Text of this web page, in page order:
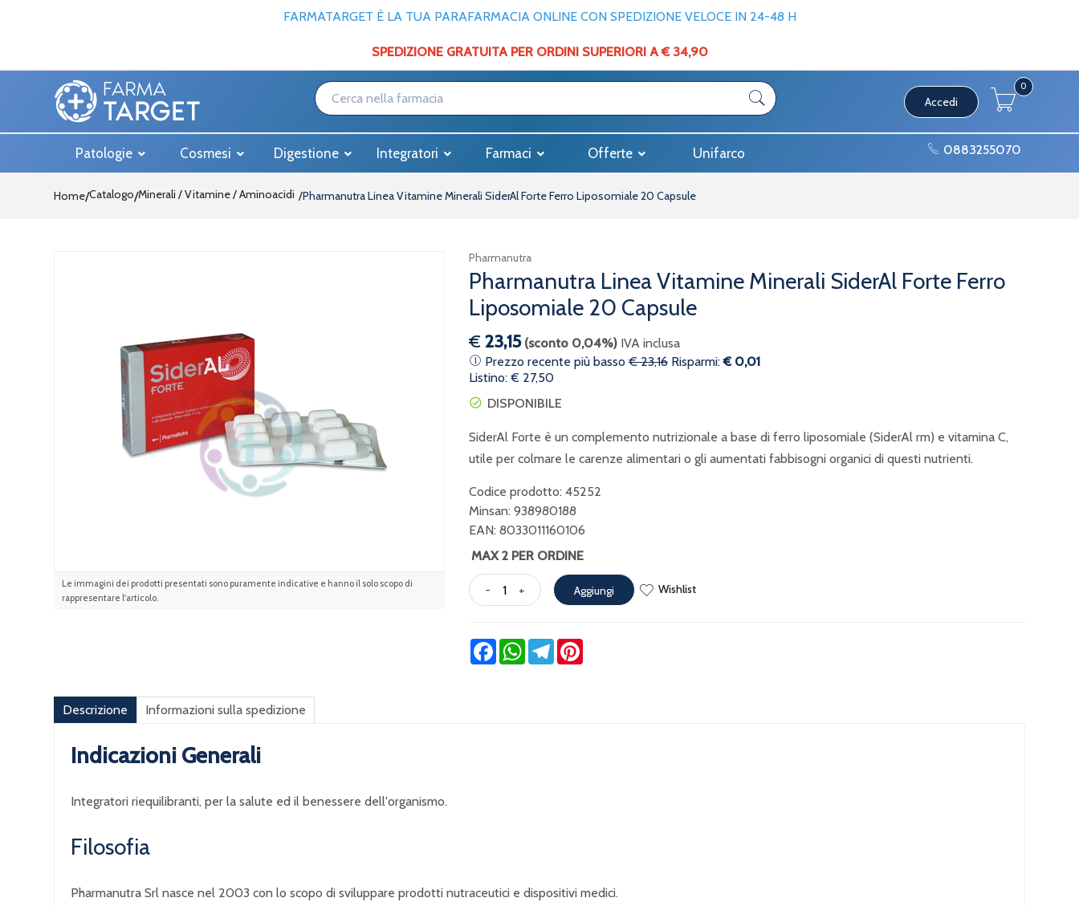
FARMATARGET È LA TUA PARAFARMACIA ONLINE CON SPEDIZIONE VELOCE IN 24-48 H
SPEDIZIONE GRATUITA PER ORDINI SUPERIORI A € 34,90
Accedi
0
Patologie Cosmesi Digestione Integratori Farmaci Offerte Unifarco 0883255070
Home Catalogo/Minerali / Vitamine / Aminoacidi Pharmanutra Linea Vitamine Minerali SiderAl Forte Ferro Liposomiale 20 Capsule
Le immagini dei prodotti presentati sono puramente indicative e hanno il solo scopo di
rappresentare l'articolo.
Pharmanutra
Pharmanutra Linea Vitamine Minerali SiderAl Forte Ferro
Liposomiale 20 Capsule
€ 23,15 (sconto 0,04%)IVA inclusa
Prezzo recente più basso€ 23,16Risparmi:€ 0,01
Listino: € 27,50
DISPONIBILE
SiderAl Forte è un complemento nutrizionale a base di ferro liposomiale (SiderAl rm) e vitamina C,
utile per colmare le carenze alimentari o gli aumentati fabbisogni organici di questi nutrienti.
Codice prodotto: 45252
Minsan: 938980188
EAN: 8033011160106
MAX 2 PER ORDINE
- + Aggiungi Wishlist
FacebookWhatsApp
TelegramPinterest
Descrizione Informazioni sulla spedizione
Indicazioni Generali
Integratori riequilibranti, per la salute ed il benessere dell'organismo.
Filosofia
Pharmanutra Srl nasce nel 2003 con lo scopo di sviluppare prodotti nutraceutici e dispositivi medici.